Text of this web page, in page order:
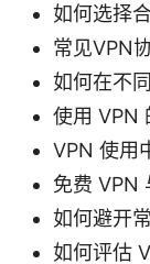
如何选择
常见VPN
如何在不
使用 VPN
VPN 使用
免费 VPN
如何避开
如何评估